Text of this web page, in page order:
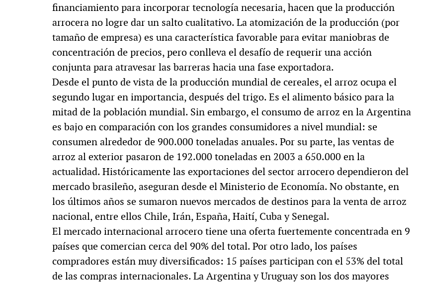
financiamiento para incorporar tecnología necesaria, hacen que la producción
arrocera no logre dar un salto cualitativo. La atomización de la producción (por
tamaño de empresa) es una característica favorable para evitar maniobras de
concentración de precios, pero conlleva el desafío de requerir una acción
conjunta para atravesar las barreras hacia una fase exportadora.
Desde el punto de vista de la producción mundial de cereales, el arroz ocupa el
segundo lugar en importancia, después del trigo. Es el alimento básico para la
mitad de la población mundial. Sin embargo, el consumo de arroz en la Argentina
es bajo en comparación con los grandes consumidores a nivel mundial: se
consumen alrededor de 900.000 toneladas anuales. Por su parte, las ventas de
arroz al exterior pasaron de 192.000 toneladas en 2003 a 650.000 en la
actualidad. Históricamente las exportaciones del sector arrocero dependieron del
mercado brasileño, aseguran desde el Ministerio de Economía. No obstante, en
los últimos años se sumaron nuevos mercados de destinos para la venta de arroz
nacional, entre ellos Chile, Irán, España, Haití, Cuba y Senegal.
El mercado internacional arrocero tiene una oferta fuertemente concentrada en 9
países que comercian cerca del 90% del total. Por otro lado, los países
compradores están muy diversificados: 15 países participan con el 53% del total
de las compras internacionales. La Argentina y Uruguay son los dos mayores